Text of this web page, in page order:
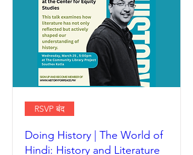
RSVP बंद
Doing History | The World of
Hindi: History and Literature